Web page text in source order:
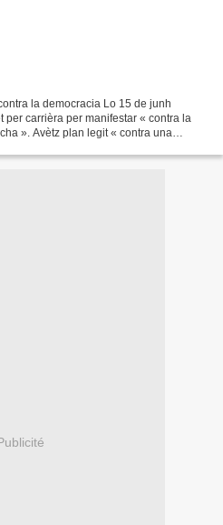
la democracia Lo 15 de junh
per carrièra per manifestar « contra la
». Avètz plan legit « contra una